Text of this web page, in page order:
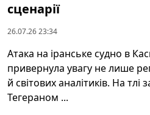
сценарії
26.07.26 23:34
Атака на іранське судно в
привернула увагу не лише
й світових аналітиків. На
Тегераном ...